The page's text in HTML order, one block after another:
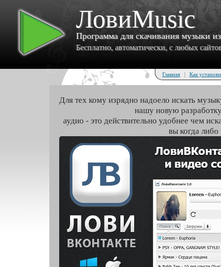
ЛовиMusic
Программа для скачивания музыки
Бесплатно, автоматически, с любых
Главная | Как
Для тех кому изрядно надоело искать
нашу новую
аудио - это действительно удобнее чем
вы когда либо